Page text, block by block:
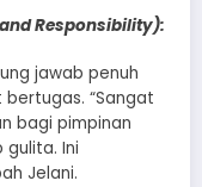
Responsibility):
jawab penuh
“Sangat
bagi pimpinan
Ini
Jelani.